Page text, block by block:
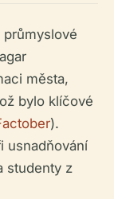
města,
bylo klíčové
).
usnadňování
studenty z